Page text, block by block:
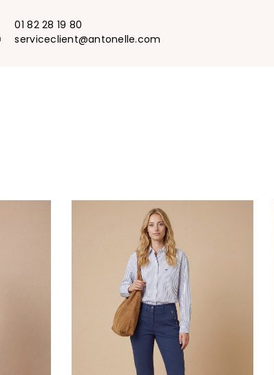
01 82 28 19 80
serviceclient@antonelle.com